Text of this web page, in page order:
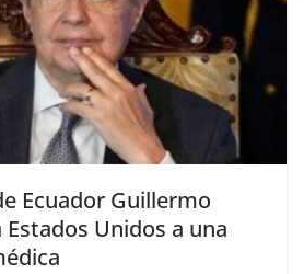
Ecuador Guillermo
Estados Unidos a una